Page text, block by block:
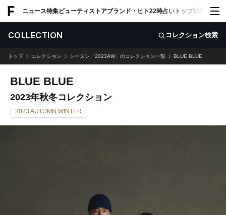
ニュース特集ビューティ ストアブランド・ヒト22時占い トップ100 スナッ
COLLECTION コレクション検索
トップ コレクション シーズン「2023AW」のコレクション一覧 BLUE BLUE
BLUE BLUE
2023年秋冬コレクション
2023 AUTUMN WINTER